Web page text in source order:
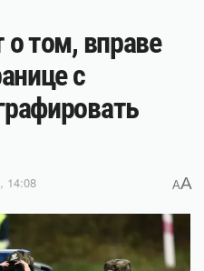
том, вправе
с
14:08 AA